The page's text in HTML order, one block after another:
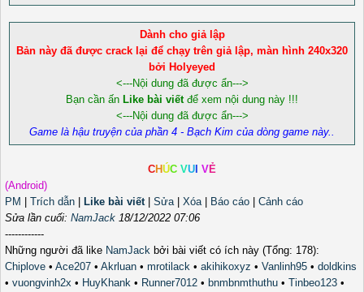
Dành cho giả lập
Bản này đã được crack lại để chạy trên giả lập, màn hình 240x320
bởi Holyeyed
<---Nội dung đã được ẩn--->
Bạn cần ấn Like bài viếtđể xem nội dung này !!!
<---Nội dung đã được ẩn--->
Game là hậu truyện của phần 4 - Bạch Kim của dòng game này..
CHÚC VU VẺ
(Android)
PM
Trích dẫn Like bài viết| Sửa| Xóa| Báo cáo
Cảnh cáo
Sửa lần cuối: NamJack 18/12/2022 07:06
------------
Những người đã like NamJack bởi bài viết có ích này (Tổng: 178):
Chiplove • Ace207 • Akrluan • mrotilack • akihikoxyz • Vanlinh95 • doldkins
• vuongvinh2x • HuyKhank • Runner7012 • bnmbnmthuthu • Tinbeo123 •